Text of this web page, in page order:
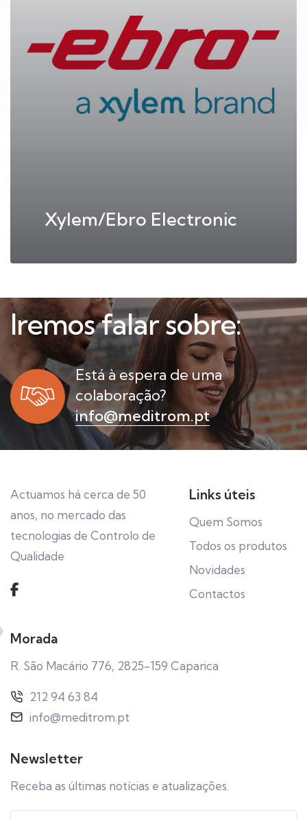
Xylem/Ebro Electronic
Iremos falar sobre:
Está à espera de uma
colaboração?
info@meditrom.pt
Actuamos há cerca de 50
anos, no mercado das
tecnologias de Controlo de
Qualidade
Links úteis
Quem Somos
Todos os produtos
Novidades
Contactos
Morada
R. São Macário 776, 2825-159 Caparica
212 94 63 84
info@meditrom.pt
Newsletter
Receba as últimas notícias e atualizações.